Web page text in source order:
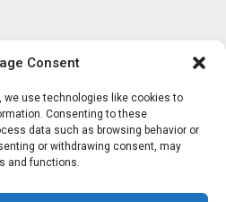
Consent
we use technologies like cookies to
Consenting to these
data such as browsing behavior or
or withdrawing consent, may
and functions.